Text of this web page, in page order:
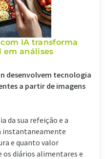
IA transforma
em análises
desenvolvem tecnologia
a partir de imagens
da sua refeição e a
e quanto valor
diários alimentares e